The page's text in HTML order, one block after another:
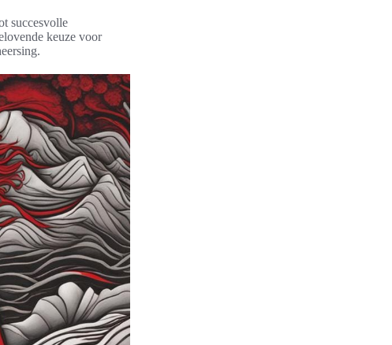
succesvolle
keuze voor